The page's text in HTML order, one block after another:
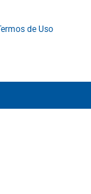
de Uso